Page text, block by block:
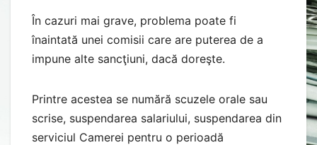
În cazuri mai grave, problema poate fi
înaintată unei comisii care are puterea de a
impune alte sancţiuni, dacă doreşte.
Printre acestea se numără scuzele orale sau
scrise, suspendarea salariului, suspendarea din
serviciul Camerei pentru o perioadă